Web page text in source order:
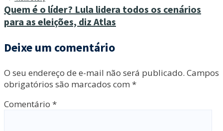
Quem é o líder? Lula lidera todos os cenários
para as eleições, diz Atlas
Deixe um comentário
O seu endereço de e-mail não será publicado. Campos
obrigatórios são marcados com *
Comentário *